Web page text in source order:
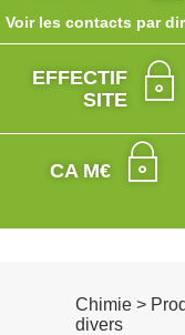
Voir les contacts par
EFFECTIF
SITE
CA M€
Chimie >
divers